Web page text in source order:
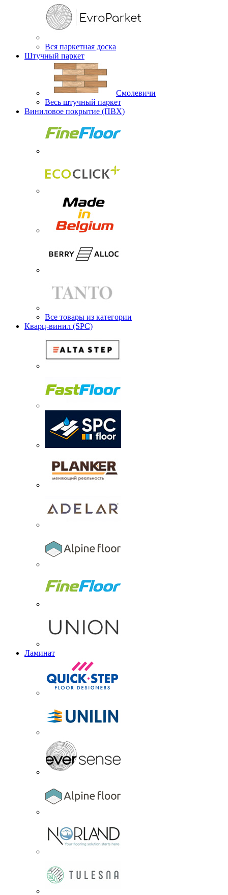
Вся паркетная доска
Штучный паркет
Смолевичи
Весь штучный паркет
Виниловое покрытие (ПВХ)
Все товары из категории
Кварц-винил (SPC)
Ламинат